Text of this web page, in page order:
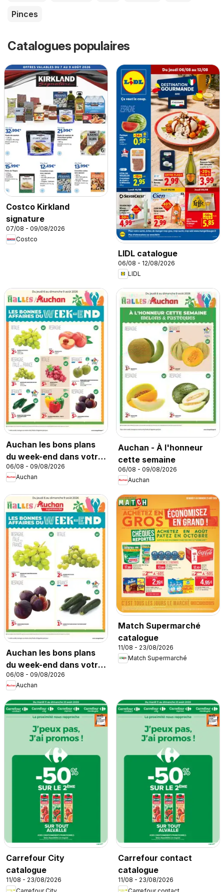
Pinces
Catalogues populaires
Costco Kirkland
signature
07/08 - 09/08/2026
Costco
LIDL catalogue
06/08 - 12/08/2026
LIDL
Auchan les bons plans
du week-end dans votre
hyper
06/08 - 09/08/2026
Auchan
Auchan - À l'honneur
cette semaine
06/08 - 09/08/2026
Auchan
Auchan les bons plans
du week-end dans votre
super
06/08 - 09/08/2026
Auchan
Match Supermarché
catalogue
11/08 - 23/08/2026
Match Supermarché
Carrefour City
catalogue
11/08 - 23/08/2026
Carrefour contact
catalogue
11/08 - 23/08/2026